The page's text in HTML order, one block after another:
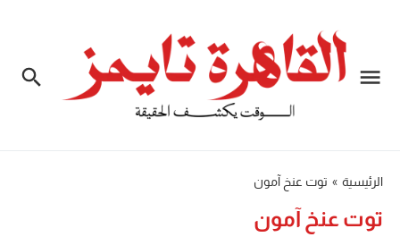
الرئيسية » توت عنخ آمون
توت عنخ آمون